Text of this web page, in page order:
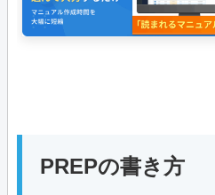
PREPの書き方